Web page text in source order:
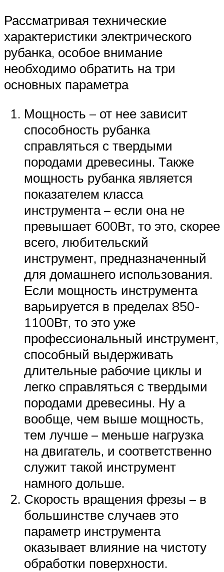
Рассматривая технические
характеристики электрического
рубанка, особое внимание
необходимо обратить на три
основных параметра
Мощность – от нее зависит
способность рубанка
справляться с твердыми
породами древесины. Также
мощность рубанка является
показателем класса
инструмента – если она не
превышает 600Вт, то это, скорее
всего, любительский
инструмент, предназначенный
для домашнего использования.
Если мощность инструмента
варьируется в пределах 850-
1100Вт, то это уже
профессиональный инструмент,
способный выдерживать
длительные рабочие циклы и
легко справляться с твердыми
породами древесины. Ну а
вообще, чем выше мощность,
тем лучше – меньше нагрузка
на двигатель, и соответственно
служит такой инструмент
намного дольше.
Скорость вращения фрезы – в
большинстве случаев это
параметр инструмента
оказывает влияние на чистоту
обработки поверхности.